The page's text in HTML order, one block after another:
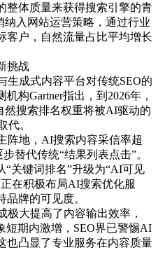
整体质量来获得搜索引擎的青
纳入网站运营策略，通过行业
客户，自然流量占比平均增长
挑战
生成式内容平台对传统SEO的
构Gartner指出，到2026年，
然搜索排名权重将被AI驱动的
代。
阵地，AI搜索内容采信率超
替代传统“结果列表点击”。
“关键词排名”升级为“AI可见
在积极布局AI搜索优化服
牌的可见度。
极大提高了内容输出效率，
短期内激增，SEO界已警惕AI
也凸显了专业服务在内容质量